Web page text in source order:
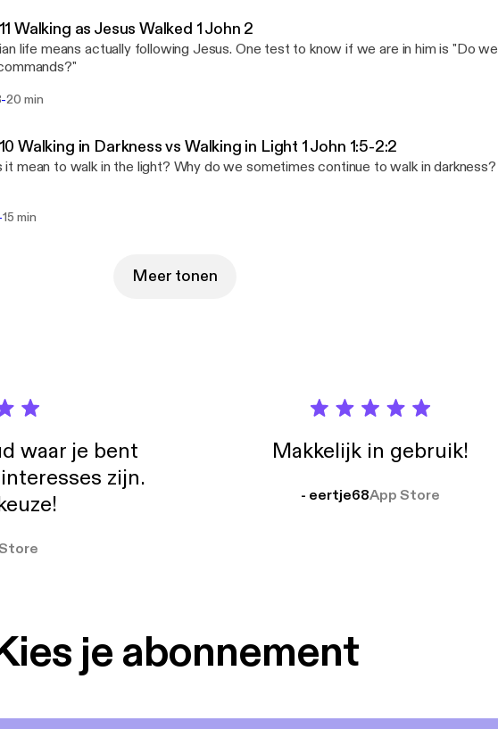
Walking as Jesus Walked 1 John 2
life means actually following Jesus. One test to know if we are in him is "Do we
-20 min
Walking in Darkness vs Walking in Light 1 John 1:5-2:2
it mean to walk in the light? Why do we sometimes continue to walk in darkness?
15 min
Meer tonen
waar je bent
zijn.
Makkelijk in gebruik!
- eertje68App Store
je abonnement